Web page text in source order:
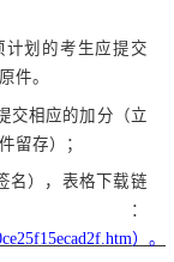
计划的考生应提交
件。
交相应的加分（立
留存）；
）， 表格下载链
）。